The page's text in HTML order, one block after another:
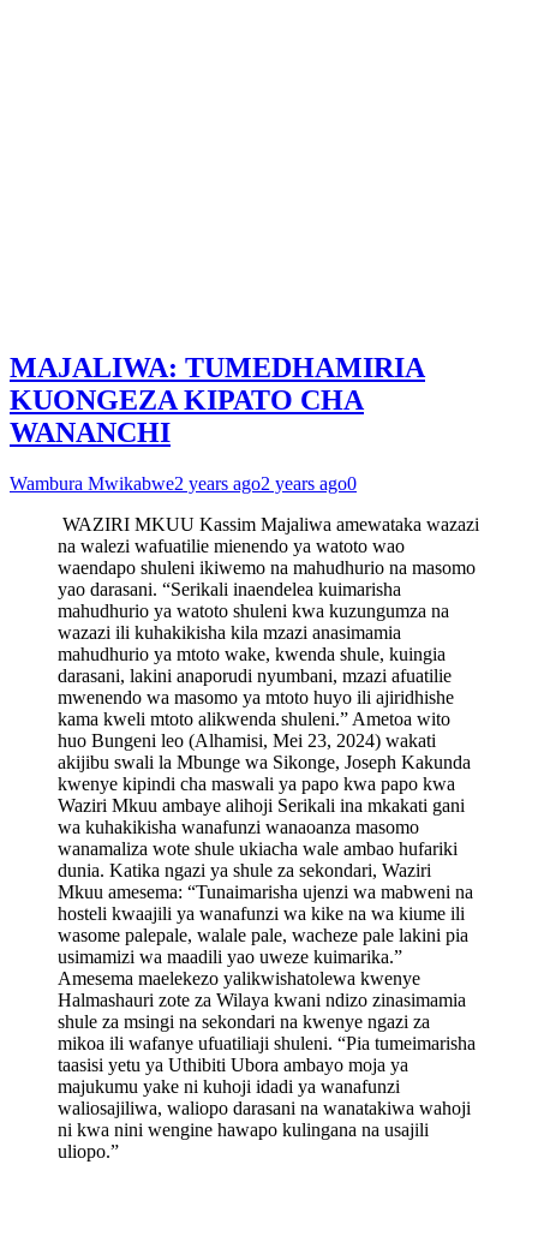
MAJALIWA: TUMEDHAMIRIA
KUONGEZA KIPATO CHA
WANANCHI
Wambura Mwikabwe2 years ago2 years ago0
WAZIRI MKUU Kassim Majaliwa amewataka wazazi
na walezi wafuatilie mienendo ya watoto wao
waendapo shuleni ikiwemo na mahudhurio na masomo
yao darasani. “Serikali inaendelea kuimarisha
mahudhurio ya watoto shuleni kwa kuzungumza na
wazazi ili kuhakikisha kila mzazi anasimamia
mahudhurio ya mtoto wake, kwenda shule, kuingia
darasani, lakini anaporudi nyumbani, mzazi afuatilie
mwenendo wa masomo ya mtoto huyo ili ajiridhishe
kama kweli mtoto alikwenda shuleni.” Ametoa wito
huo Bungeni leo (Alhamisi, Mei 23, 2024) wakati
akijibu swali la Mbunge wa Sikonge, Joseph Kakunda
kwenye kipindi cha maswali ya papo kwa papo kwa
Waziri Mkuu ambaye alihoji Serikali ina mkakati gani
wa kuhakikisha wanafunzi wanaoanza masomo
wanamaliza wote shule ukiacha wale ambao hufariki
dunia. Katika ngazi ya shule za sekondari, Waziri
Mkuu amesema: “Tunaimarisha ujenzi wa mabweni na
hosteli kwaajili ya wanafunzi wa kike na wa kiume ili
wasome palepale, walale pale, wacheze pale lakini pia
usimamizi wa maadili yao uweze kuimarika.”
Amesema maelekezo yalikwishatolewa kwenye
Halmashauri zote za Wilaya kwani ndizo zinasimamia
shule za msingi na sekondari na kwenye ngazi za
mikoa ili wafanye ufuatiliaji shuleni. “Pia tumeimarisha
taasisi yetu ya Uthibiti Ubora ambayo moja ya
majukumu yake ni kuhoji idadi ya wanafunzi
waliosajiliwa, waliopo darasani na wanatakiwa wahoji
ni kwa nini wengine hawapo kulingana na usajili
uliopo.”